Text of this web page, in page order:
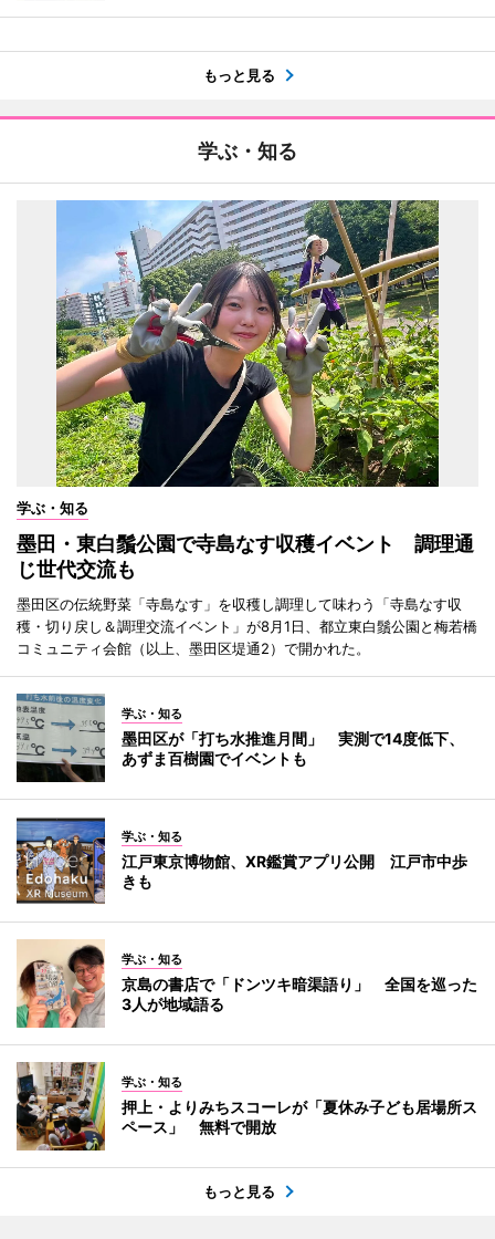
もっと見る
学ぶ・知る
学ぶ・知る
墨田・東白鬚公園で寺島なす収穫イベント 調理通
じ世代交流も
墨田区の伝統野菜「寺島なす」を収穫し調理して味わう「寺島なす収
穫・切り戻し＆調理交流イベント」が8月1日、都立東白鬚公園と梅若橋
コミュニティ会館（以上、墨田区堤通2）で開かれた。
学ぶ・知る
墨田区が「打ち水推進月間」 実測で14度低下、
あずま百樹園でイベントも
学ぶ・知る
江戸東京博物館、XR鑑賞アプリ公開 江戸市中歩
きも
学ぶ・知る
京島の書店で「ドンツキ暗渠語り」 全国を巡った
3人が地域語る
学ぶ・知る
押上・よりみちスコーレが「夏休み子ども居場所ス
ペース」 無料で開放
もっと見る